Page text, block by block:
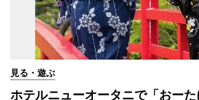
見る・遊ぶ
ホテルニューオータニで「おー